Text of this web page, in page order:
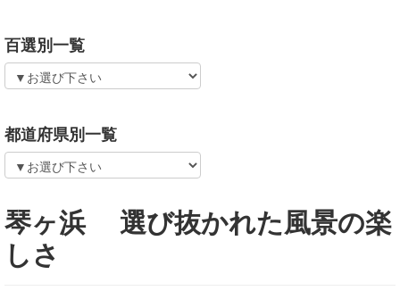
百選別一覧
都道府県別一覧
琴ヶ浜 選び抜かれた風景の楽
しさ